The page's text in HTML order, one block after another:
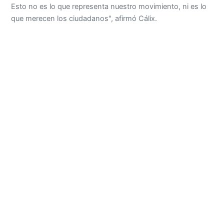
Esto no es lo que representa nuestro movimiento, ni es lo
que merecen los ciudadanos", afirmó Cálix.